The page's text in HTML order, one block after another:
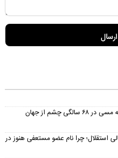
پدر لیونل مسی درگذشت؛ خورخه مسی در ۶۸ سالگی چشم از جهان
چرا نام عضو مستعفی هنوز در